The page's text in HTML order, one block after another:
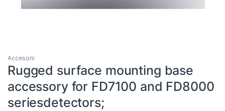
Accesorii
Rugged surface mounting base
accessory for FD7100 and FD8000
seriesdetectors;